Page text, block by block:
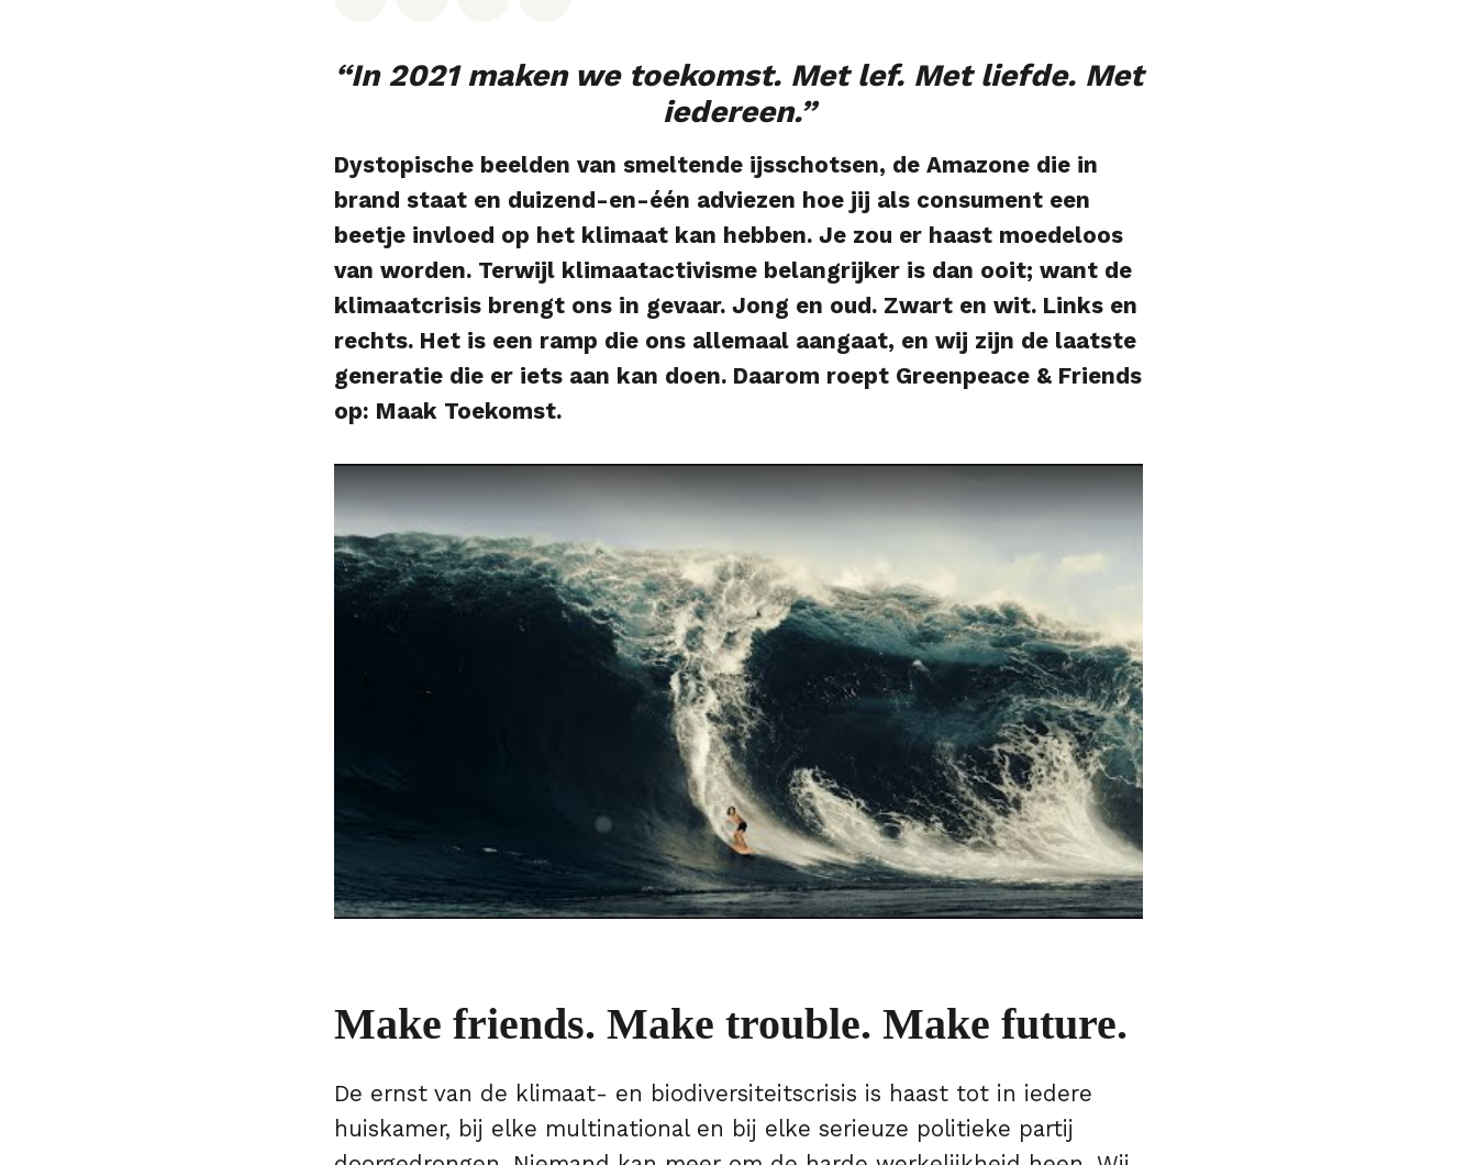
“In 2021 maken we toekomst. Met lef. Met liefde. Met
iedereen.”
Dystopische beelden van smeltende ijsschotsen, de Amazone die in
brand staat en duizend-en-één adviezen hoe jij als consument een
beetje invloed op het klimaat kan hebben. Je zou er haast moedeloos
van worden. Terwijl klimaatactivisme belangrijker is dan ooit; want de
klimaatcrisis brengt ons in gevaar. Jong en oud. Zwart en wit. Links en
rechts. Het is een ramp die ons allemaal aangaat, en wij zijn de laatste
generatie die er iets aan kan doen. Daarom roept Greenpeace & Friends
op: Maak Toekomst.
Make friends. Make trouble. Make future.
De ernst van de klimaat- en biodiversiteitscrisis is haast tot in iedere
huiskamer, bij elke multinational en bij elke serieuze politieke partij